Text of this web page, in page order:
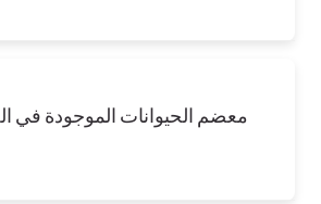
معضم الحيوانات الموجودة في